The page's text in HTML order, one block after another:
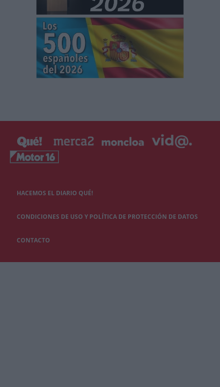
HACEMOS EL DIARIO QUÉ!
CONDICIONES DE USO Y POLÍTICA DE PROTECCIÓN DE DATOS
CONTACTO